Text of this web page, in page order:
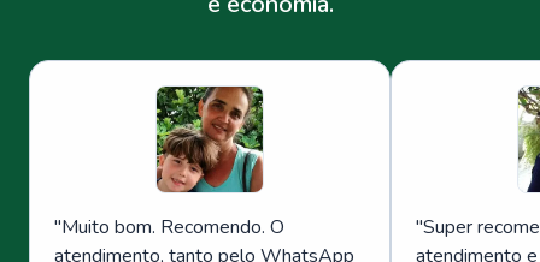
"Muito bom. Recomendo. O
atendimento, tanto pelo WhatsApp
"Super
atendimento